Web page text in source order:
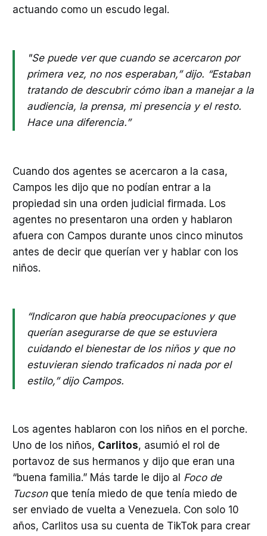
actuando como un escudo legal.
"Se puede ver que cuando se acercaron por
primera vez, no nos esperaban,” dijo. “Estaban
tratando de descubrir cómo iban a manejar a la
audiencia, la prensa, mi presencia y el resto.
Hace una diferencia.”
Cuando dos agentes se acercaron a la casa,
Campos les dijo que no podían entrar a la
propiedad sin una orden judicial firmada. Los
agentes no presentaron una orden y hablaron
afuera con Campos durante unos cinco minutos
antes de decir que querían ver y hablar con los
niños.
“Indicaron que había preocupaciones y que
querían asegurarse de que se estuviera
cuidando el bienestar de los niños y que no
estuvieran siendo traficados ni nada por el
estilo,” dijo Campos.
Los agentes hablaron con los niños en el porche.
Uno de los niños, Carlitos, asumió el rol de
portavoz de sus hermanos y dijo que eran una
“buena familia.” Más tarde le dijo al Foco de
Tucsonque tenía miedo de que tenía miedo de
ser enviado de vuelta a Venezuela. Con solo 10
años, Carlitos usa su cuenta de TikTok para crear